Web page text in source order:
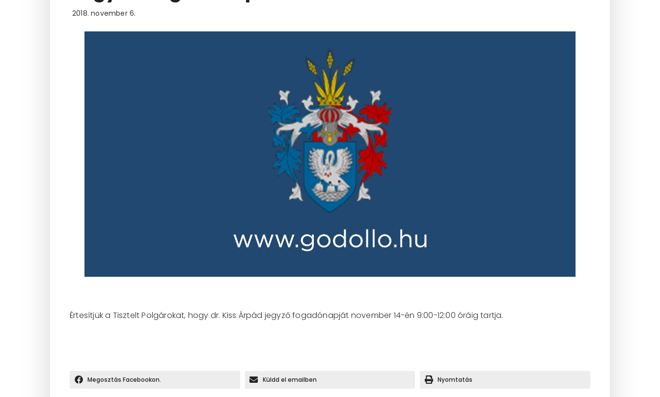
2018. november 6.
Értesítjük a Tisztelt Polgárokat, hogy dr. Kiss Árpád jegyző fogadónapját november 14-én 9:00-12:00 óráig tartja.
Megosztás Facebookon. Küldd el emailben Nyomtatás